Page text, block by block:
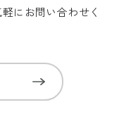
にお問い合わせく